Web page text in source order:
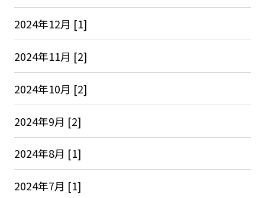
2024年12月 [1]
2024年11月 [2]
2024年10月 [2]
2024年9月 [2]
2024年8月 [1]
2024年7月 [1]